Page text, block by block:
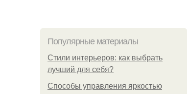
Популярные материалы
Стили интерьеров: как выбрать
лучший для себя?
Способы управления яркостью